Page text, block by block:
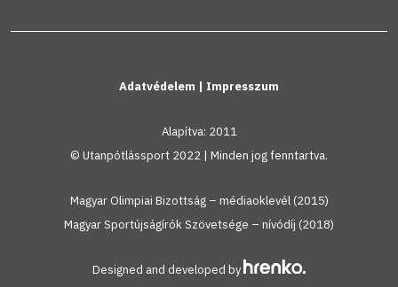
Adatvédelem | Impresszum
Alapítva: 2011
© Utanpótlássport 2022 | Minden jog fenntartva.
Magyar Olimpiai Bizottság – médiaoklevél (2015)
Magyar Sportújságírók Szövetsége – nívódíj (2018)
Designed and developed by